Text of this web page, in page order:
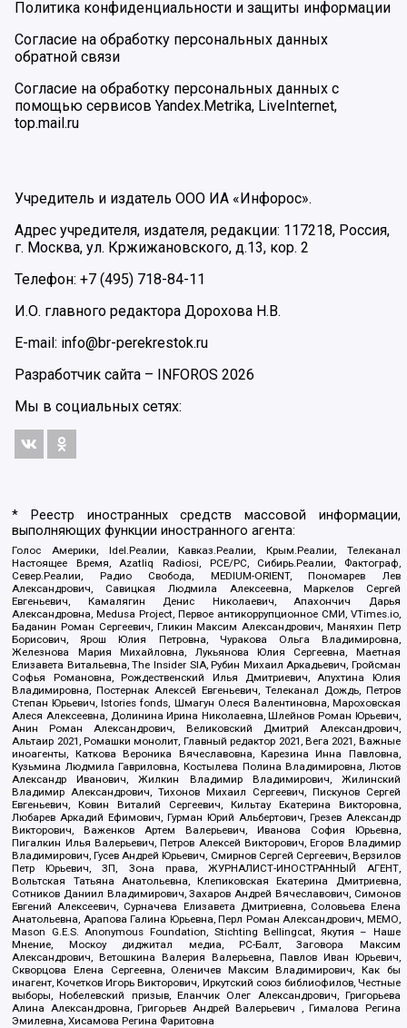
Политика конфиденциальности и защиты информации
Согласие на обработку персональных данных
обратной связи
Согласие на обработку персональных данных с
помощью сервисов Yandex.Metrika, LiveInternet,
top.mail.ru
Учредитель и издатель ООО ИА «Инфорос».
Адрес учредителя, издателя, редакции: 117218, Россия,
г. Москва, ул. Кржижановского, д.13, кор. 2
Телефон: +7 (495) 718-84-11
И.О. главного редактора Дорохова Н.В.
E-mail: info@br-perekrestok.ru
Разработчик сайта –
INFOROS 2026
Мы в социальных сетях:
* Реестр иностранных средств массовой информации,
выполняющих функции иностранного агента:
Голос Америки, Idel.Реалии, Кавказ.Реалии, Крым.Реалии, Телеканал
Настоящее Время, Azatliq Radiosi, PCE/PC, Сибирь.Реалии, Фактограф,
Север.Реалии, Радио Свобода, MEDIUM-ORIENT, Пономарев Лев
Александрович, Савицкая Людмила Алексеевна, Маркелов Сергей
Евгеньевич, Камалягин Денис Николаевич, Апахончич Дарья
Александровна, Medusa Project, Первое антикоррупционное СМИ, VTimes.io,
Баданин Роман Сергеевич, Гликин Максим Александрович, Маняхин Петр
Борисович, Ярош Юлия Петровна, Чуракова Ольга Владимировна,
Железнова Мария Михайловна, Лукьянова Юлия Сергеевна, Маетная
Елизавета Витальевна, The Insider SIA, Рубин Михаил Аркадьевич, Гройсман
Софья Романовна, Рождественский Илья Дмитриевич, Апухтина Юлия
Владимировна, Постернак Алексей Евгеньевич, Телеканал Дождь, Петров
Степан Юрьевич, Istories fonds, Шмагун Олеся Валентиновна, Мароховская
Алеся Алексеевна, Долинина Ирина Николаевна, Шлейнов Роман Юрьевич,
Анин Роман Александрович, Великовский Дмитрий Александрович,
Альтаир 2021, Ромашки монолит, Главный редактор 2021, Вега 2021, Важные
иноагенты, Каткова Вероника Вячеславовна, Карезина Инна Павловна,
Кузьмина Людмила Гавриловна, Костылева Полина Владимировна, Лютов
Александр Иванович, Жилкин Владимир Владимирович, Жилинский
Владимир Александрович, Тихонов Михаил Сергеевич, Пискунов Сергей
Евгеньевич, Ковин Виталий Сергеевич, Кильтау Екатерина Викторовна,
Любарев Аркадий Ефимович, Гурман Юрий Альбертович, Грезев Александр
Викторович, Важенков Артем Валерьевич, Иванова София Юрьевна,
Пигалкин Илья Валерьевич, Петров Алексей Викторович, Егоров Владимир
Владимирович, Гусев Андрей Юрьевич, Смирнов Сергей Сергеевич, Верзилов
Петр Юрьевич, ЗП, Зона права, ЖУРНАЛИСТ-ИНОСТРАННЫЙ АГЕНТ,
Вольтская Татьяна Анатольевна, Клепиковская Екатерина Дмитриевна,
Сотников Даниил Владимирович, Захаров Андрей Вячеславович, Симонов
Евгений Алексеевич, Сурначева Елизавета Дмитриевна, Соловьева Елена
Анатольевна, Арапова Галина Юрьевна, Перл Роман Александрович, МЕМО,
Mason G.E.S. Anonymous Foundation, Stichting Bellingcat, Якутия – Наше
Мнение, Москоу диджитал медиа, РС-Балт, Заговора Максим
Александрович, Ветошкина Валерия Валерьевна, Павлов Иван Юрьевич,
Скворцова Елена Сергеевна, Оленичев Максим Владимирович, Как бы
инагент, Кочетков Игорь Викторович, Иркутский союз библиофилов, Честные
выборы, Нобелевский призыв, Еланчик Олег Александрович, Григорьева
Алина Александровна, Григорьев Андрей Валерьевич , Гималова Регина
Эмилевна, Хисамова Регина Фаритовна